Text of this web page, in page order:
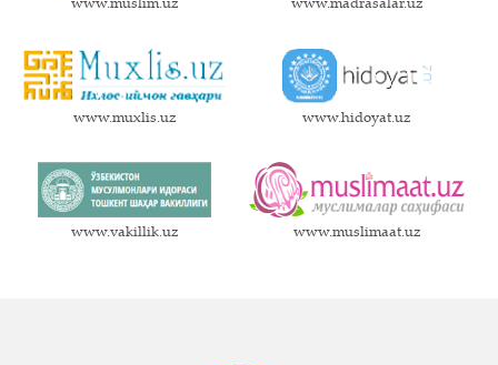
www.muslim.uz www.madrasalar.uz
www.muxlis.uz www.hidoyat.uz
www.vakillik.uz www.muslimaat.uz